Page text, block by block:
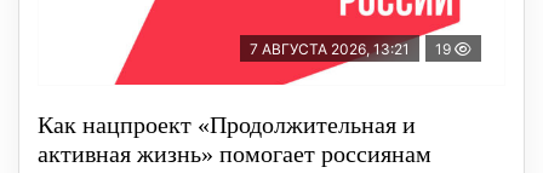
7 АВГУСТА 2026, 13:21 19
Как нацпроект «Продолжительная и
активная жизнь» помогает россиянам